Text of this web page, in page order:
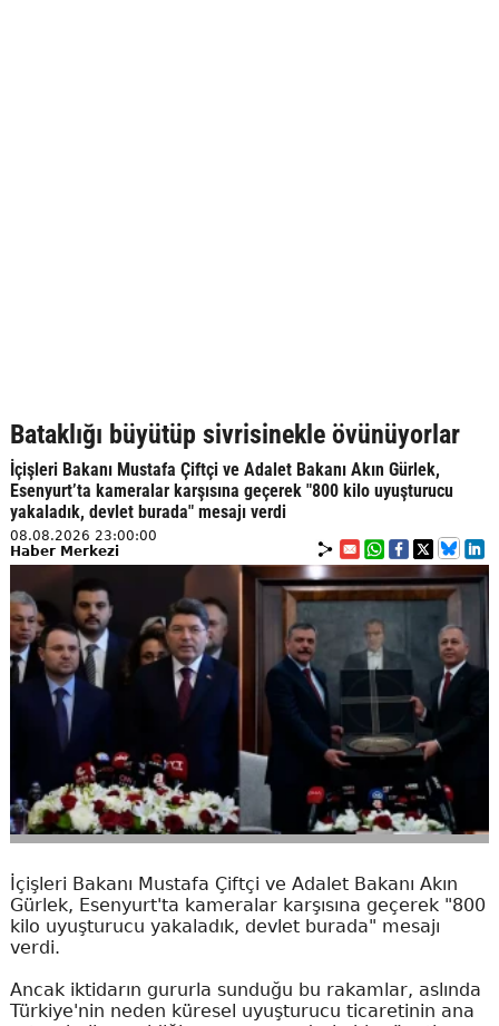
Bataklığı büyütüp sivrisinekle övünüyorlar
İçişleri Bakanı Mustafa Çiftçi ve Adalet Bakanı Akın Gürlek,
Esenyurt’ta kameralar karşısına geçerek "800 kilo uyuşturucu
yakaladık, devlet burada" mesajı verdi
08.08.2026 23:00:00
Haber Merkezi
İçişleri Bakanı Mustafa Çiftçi ve Adalet Bakanı Akın
Gürlek, Esenyurt'ta kameralar karşısına geçerek "800
kilo uyuşturucu yakaladık, devlet burada" mesajı
verdi.
Ancak iktidarın gururla sunduğu bu rakamlar, aslında
Türkiye'nin neden küresel uyuşturucu ticaretinin ana